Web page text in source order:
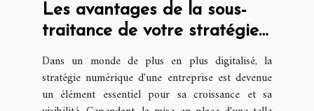
Les avantages de la sous-
traitance de votre stratégie
Web
Dans un monde de plus en plus digitalisé, la
stratégie numérique d'une entreprise est devenue
un élément essentiel pour sa croissance et sa